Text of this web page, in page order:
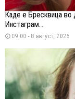
Каде е Бресквица во
Инстаграм...
09:00 - 8 август, 2026